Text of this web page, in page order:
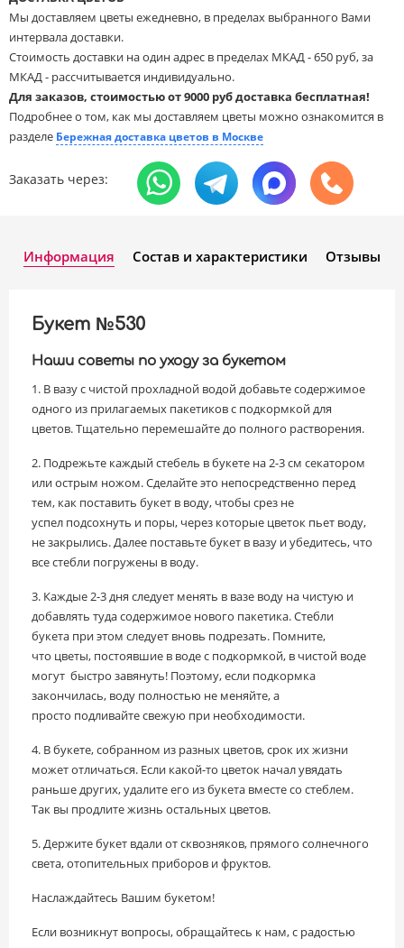
Мы доставляем цветы ежедневно, в пределах выбранного Вами
интервала доставки.
Стоимость доставки на один адрес в пределах МКАД - 650 руб, за
МКАД - рассчитывается индивидуально.
Для заказов, стоимостью от 9000 руб доставка бесплатная!
Подробнее о том, как мы доставляем цветы можно ознакомится в
разделе Бережная доставка цветов в Москве
Заказать через:
Информация Состав и характеристики Отзывы
Букет №530
Наши советы по уходу за букетом
1. В вазу с чистой прохладной водой добавьте содержимое
одного из прилагаемых пакетиков с подкормкой для
цветов. Тщательно перемешайте до полного растворения.
2. Подрежьте каждый стебель в букете на 2-3 см секатором
или острым ножом. Сделайте это непосредственно перед
тем, как поставить букет в воду, чтобы срез не
успел подсохнуть и поры, через которые цветок пьет воду,
не закрылись. Далее поставьте букет в вазу и убедитесь, что
все стебли погружены в воду.
3. Каждые 2-3 дня следует менять в вазе воду на чистую и
добавлять туда содержимое нового пакетика. Стебли
букета при этом следует вновь подрезать. Помните,
что цветы, постоявшие в воде с подкормкой, в чистой воде
могут быстро завянуть! Поэтому, если подкормка
закончилась, воду полностью не меняйте, а
просто подливайте свежую при необходимости.
4. В букете, собранном из разных цветов, срок их жизни
может отличаться. Если какой-то цветок начал увядать
раньше других, удалите его из букета вместе со стеблем.
Так вы продлите жизнь остальных цветов.
5. Держите букет вдали от сквозняков, прямого солнечного
света, отопительных приборов и фруктов.
Наслаждайтесь Вашим букетом!
Если возникнут вопросы, обращайтесь к нам, с радостью